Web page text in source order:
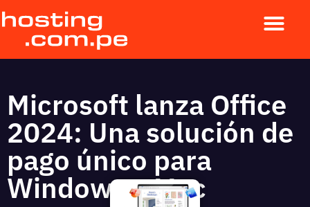
Microsoft lanza Office
2024: Una solución de
pago único para
Windows y Mac